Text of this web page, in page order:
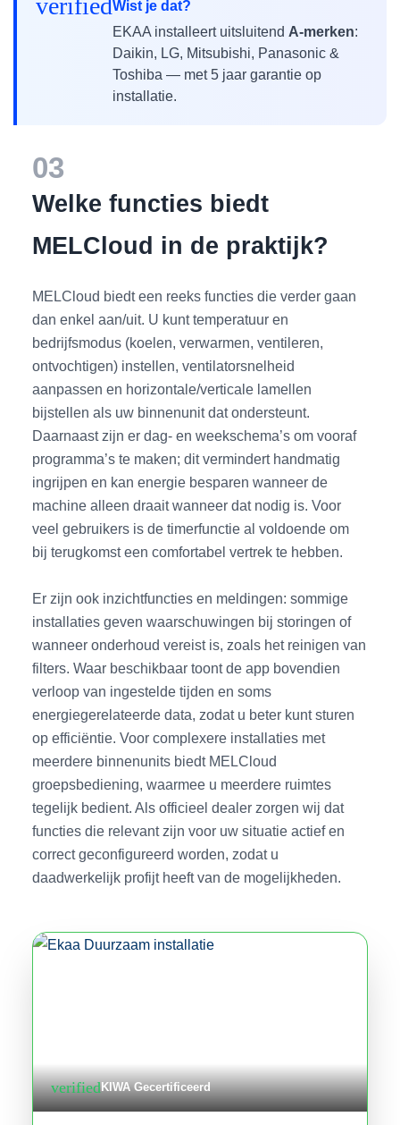
Wist je dat?
EKAA installeert uitsluitend A-merken:
Daikin, LG, Mitsubishi, Panasonic &
Toshiba — met 5 jaar garantie op
installatie.
03
Welke functies biedt
MELCloud in de praktijk?
MELCloud biedt een reeks functies die verder gaan
dan enkel aan/uit. U kunt temperatuur en
bedrijfsmodus (koelen, verwarmen, ventileren,
ontvochtigen) instellen, ventilatorsnelheid
aanpassen en horizontale/verticale lamellen
bijstellen als uw binnenunit dat ondersteunt.
Daarnaast zijn er dag‑ en weekschema’s om vooraf
programma’s te maken; dit vermindert handmatig
ingrijpen en kan energie besparen wanneer de
machine alleen draait wanneer dat nodig is. Voor
veel gebruikers is de timerfunctie al voldoende om
bij terugkomst een comfortabel vertrek te hebben.
Er zijn ook inzichtfuncties en meldingen: sommige
installaties geven waarschuwingen bij storingen of
wanneer onderhoud vereist is, zoals het reinigen van
filters. Waar beschikbaar toont de app bovendien
verloop van ingestelde tijden en soms
energiegerelateerde data, zodat u beter kunt sturen
op efficiëntie. Voor complexere installaties met
meerdere binnenunits biedt MELCloud
groepsbediening, waarmee u meerdere ruimtes
tegelijk bedient. Als officieel dealer zorgen wij dat
functies die relevant zijn voor uw situatie actief en
correct geconfigureerd worden, zodat u
daadwerkelijk profijt heeft van de mogelijkheden.
verifiedKIWA Gecertificeerd